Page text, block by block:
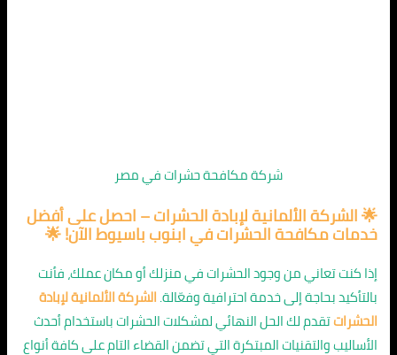
شركة مكافحة حشرات في مصر
🌟 الشركة الألمانية لإبادة الحشرات – احصل على أفضل
خدمات مكافحة الحشرات في ابنوب باسيوط الآن! 🌟
إذا كنت تعاني من وجود الحشرات في منزلك أو مكان عملك، فأنت
بالتأكيد بحاجة إلى خدمة احترافية وفعّالة.الشركة الألمانية لإبادة
الحشراتتقدم لك الحل النهائي لمشكلات الحشرات باستخدام أحدث
الأساليب والتقنيات المبتكرة التي تضمن القضاء التام على كافة أنواع